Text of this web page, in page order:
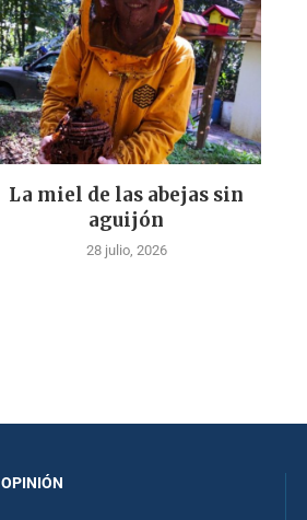
La miel de las abejas sin
aguijón
28 julio, 2026
OPINIÓN